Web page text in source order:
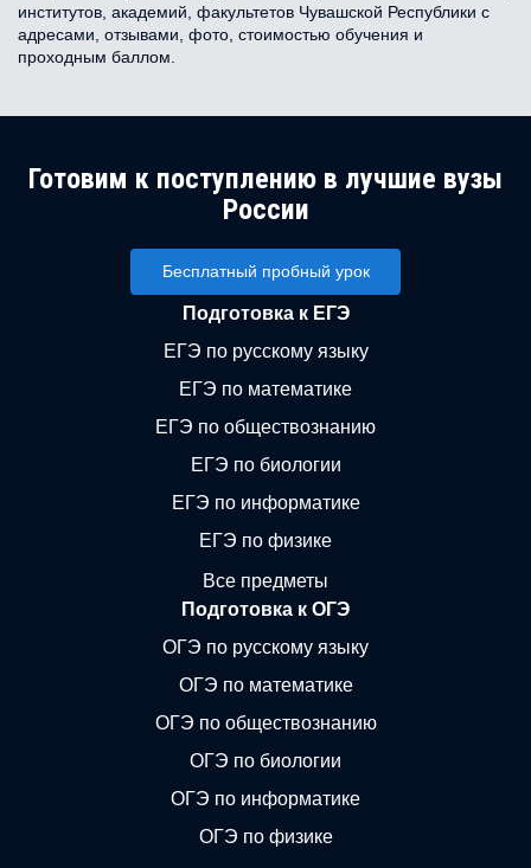
институтов, академий, факультетов Чувашской Республики с
адресами, отзывами, фото, стоимостью обучения и
проходным баллом.
Готовим к поступлению в лучшие вузы
России
Бесплатный пробный урок
Подготовка к ЕГЭ
ЕГЭ по русскому языку
ЕГЭ по математике
ЕГЭ по обществознанию
ЕГЭ по биологии
ЕГЭ по информатике
ЕГЭ по физике
Все предметы
Подготовка к ОГЭ
ОГЭ по русскому языку
ОГЭ по математике
ОГЭ по обществознанию
ОГЭ по биологии
ОГЭ по информатике
ОГЭ по физике